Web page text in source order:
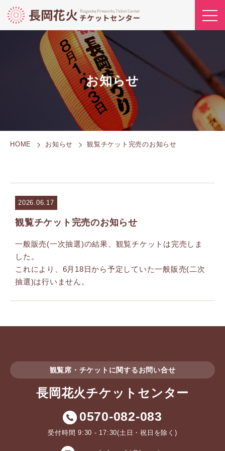
お知らせ
HOME お知らせ 観覧チケット完売のお知らせ
2026.06.17
観覧チケット完売のお知らせ
一般販売(一次抽選)の結果、観覧チケットは完売しま
した。
これにより、6月18日から予定していた一般販売(二次
抽選)は行いません。
観覧席・チケットに関するお問い合せ
長岡花火チケットセンター
0570-082-083
受付時間 9:30 - 17:30(土日・祝日を除く)